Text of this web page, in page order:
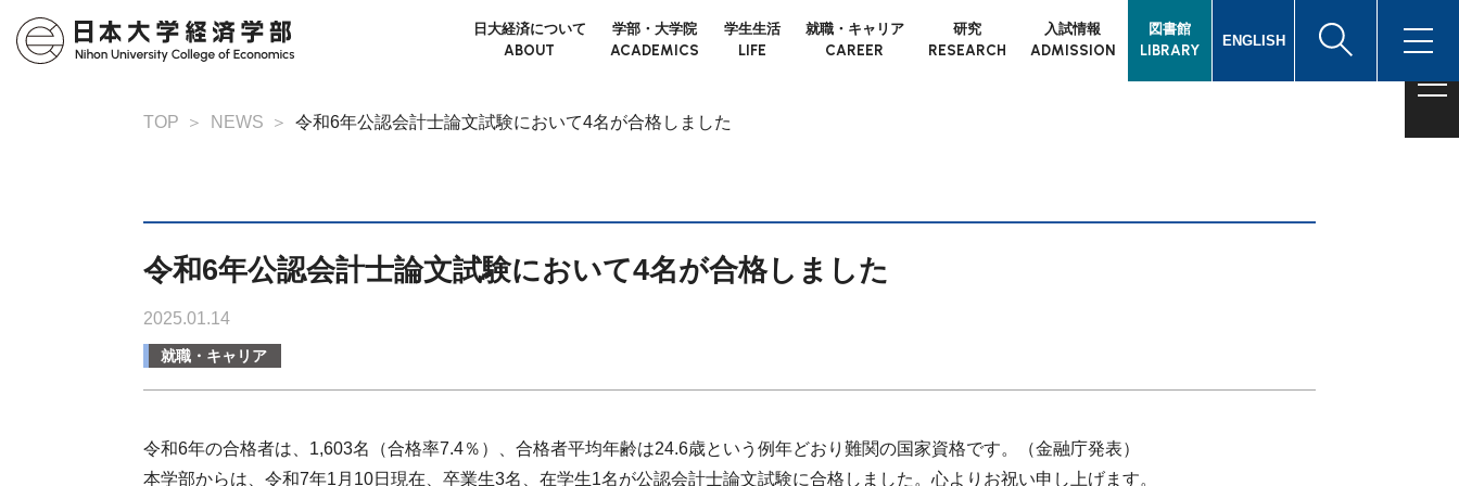
日大経済について
ABOUT
学部・大学院
ACADEMICS
学生生活
LIFE
就職・キャリア
CAREER
研究
RESEARCH
入試情報
ADMISSION
図書館
LIBRARY
ENGLISH
TOP NEWS 令和6年公認会計士論文試験において4名が合格しました
令和6年公認会計士論文試験において4名が合格しました
2025.01.14
就職・キャリア
令和6年の合格者は、1,603名（合格率7.4％）、合格者平均年齢は24.6歳という例年どおり難関の国家資格です。（金融庁発表）
本学部からは、令和7年1月10日現在、卒業生3名、在学生1名が公認会計士論文試験に合格しました。心よりお祝い申し上げます。